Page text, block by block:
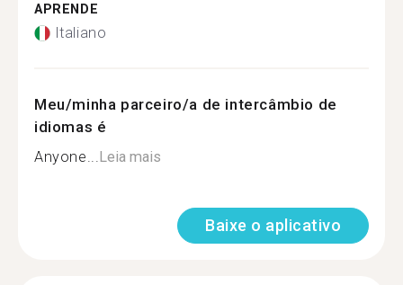
APRENDE
Italiano
Meu/minha parceiro/a de intercâmbio de
idiomas é
Anyone...Leia mais
Baixe o aplicativo